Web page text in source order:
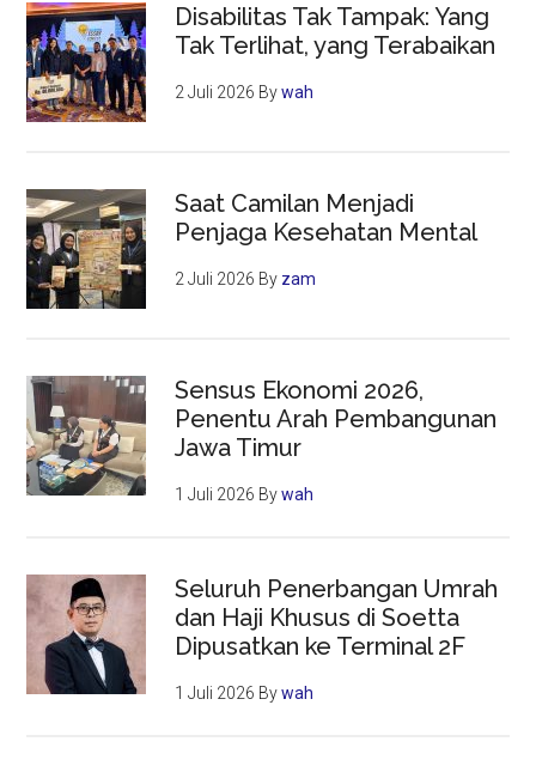
Disabilitas Tak Tampak: Yang
Tak Terlihat, yang Terabaikan
2 Juli 2026 Bywah
Saat Camilan Menjadi
Penjaga Kesehatan Mental
2 Juli 2026 By zam
Sensus Ekonomi 2026,
Penentu Arah Pembangunan
Jawa Timur
1 Juli 2026 Bywah
Seluruh Penerbangan Umrah
dan Haji Khusus di Soetta
Dipusatkan ke Terminal 2F
1 Juli 2026 Bywah